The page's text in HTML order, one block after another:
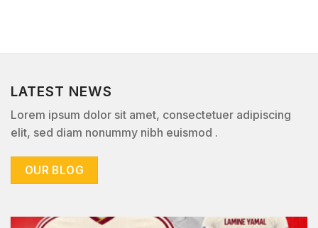
LATEST NEWS
Lorem ipsum dolor sit amet, consectetuer adipiscing
elit, sed diam nonummy nibh euismod .
OUR BLOG